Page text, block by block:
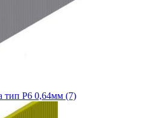
P6 0,64мм (7)